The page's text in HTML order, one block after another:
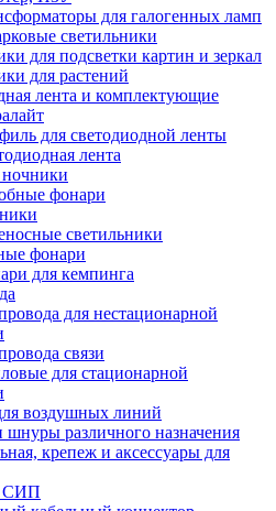
для галогенных ламп
светильники
для подсветки картин и зеркал
для растений
лента и комплектующие
для светодиодной ленты
лента
фонари
светильники
фонари
для кемпинга
для нестационарной
связи
для стационарной
воздушных линий
шнуры различного назначения
крепеж и аксессуары для
СИП